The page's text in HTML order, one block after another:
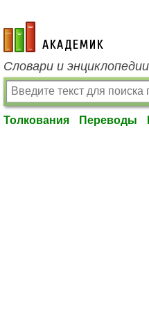
academic.ru
Словари и
Толкования Переводы